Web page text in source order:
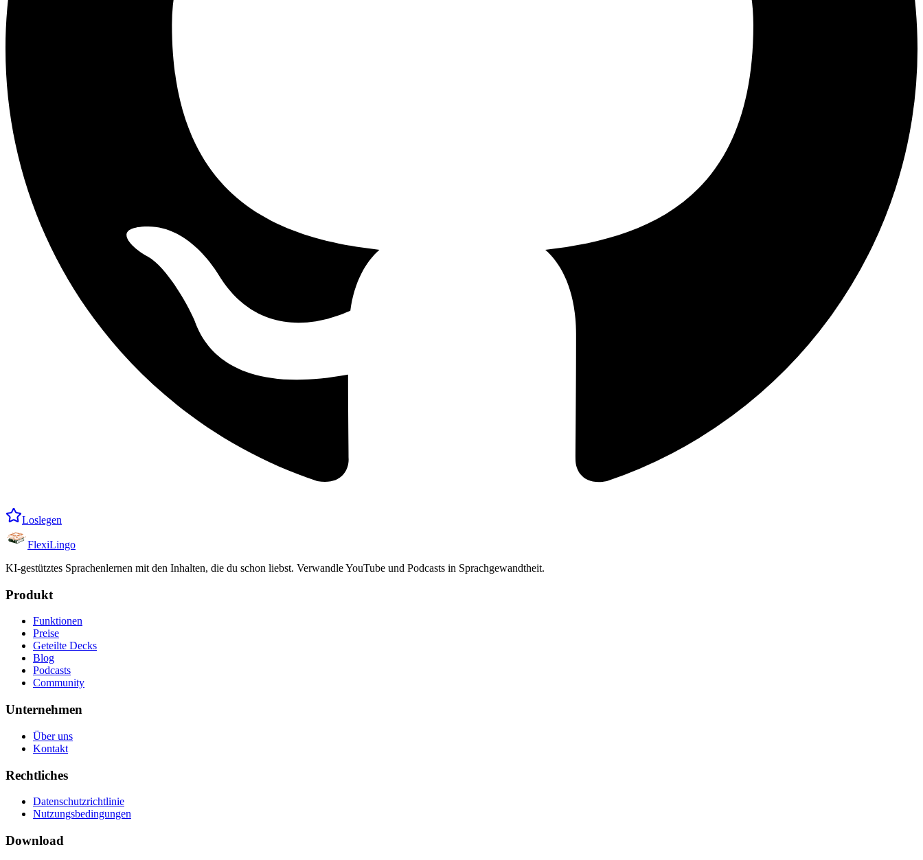
Loslegen
FlexiLingo
KI-gestütztes Sprachenlernen mit den Inhalten, die du schon liebst. Verwandle YouTube und Podcasts in Sprachgewandtheit.
Produkt
Funktionen
Preise
Geteilte Decks
Blog
Podcasts
Community
Unternehmen
Über uns
Kontakt
Rechtliches
Datenschutzrichtlinie
Nutzungsbedingungen
Download